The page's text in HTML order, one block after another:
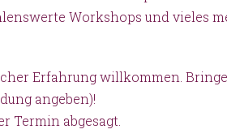
Workshops und vieles
Erfahrung willkommen.
angeben)!
Termin abgesagt.